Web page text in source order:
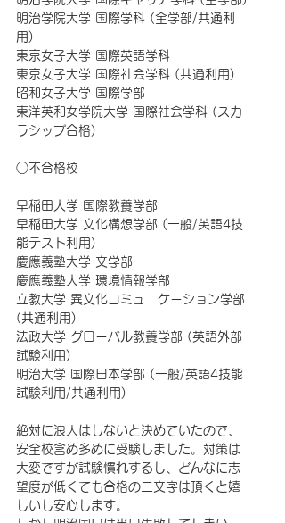
明治学院大学 国際学科 (全学部/共通利
用)
東京女子大学 国際英語学科
東京女子大学 国際社会学科 (共通利用)
昭和女子大学 国際学部
東洋英和女学院大学 国際社会学科 (スカ
ラシップ合格)
○不合格校
早稲田大学 国際教養学部
早稲田大学 文化構想学部 (一般/英語4技
能テスト利用)
慶應義塾大学 文学部
慶應義塾大学 環境情報学部
立教大学 異文化コミュニケーション学部
(共通利用)
法政大学 グローバル教養学部 (英語外部
試験利用)
明治大学 国際日本学部 (一般/英語4技能
試験利用/共通利用)
絶対に浪人はしないと決めていたので、
安全校含め多めに受験しました。対策は
大変ですが試験慣れするし、どんなに志
望度が低くても合格の二文字は頂くと嬉
しいし安心します。